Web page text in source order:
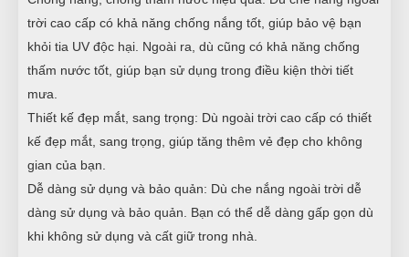
trời cao cấp có khả năng chống nắng tốt, giúp bảo vệ bạn
khỏi tia UV độc hại. Ngoài ra, dù cũng có khả năng chống
thấm nước tốt, giúp bạn sử dụng trong điều kiện thời tiết
mưa.
Thiết kế đẹp mắt, sang trọng: Dù ngoài trời cao cấp có thiết
kế đẹp mắt, sang trọng, giúp tăng thêm vẻ đẹp cho không
gian của bạn.
Dễ dàng sử dụng và bảo quản: Dù che nắng ngoài trời dễ
dàng sử dụng và bảo quản. Bạn có thể dễ dàng gấp gọn dù
khi không sử dụng và cất giữ trong nhà.